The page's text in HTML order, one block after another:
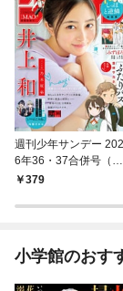
週刊少年サンデー 202
6年36・37合併号（20
26年8月5日発売号）
379
小学館のおす